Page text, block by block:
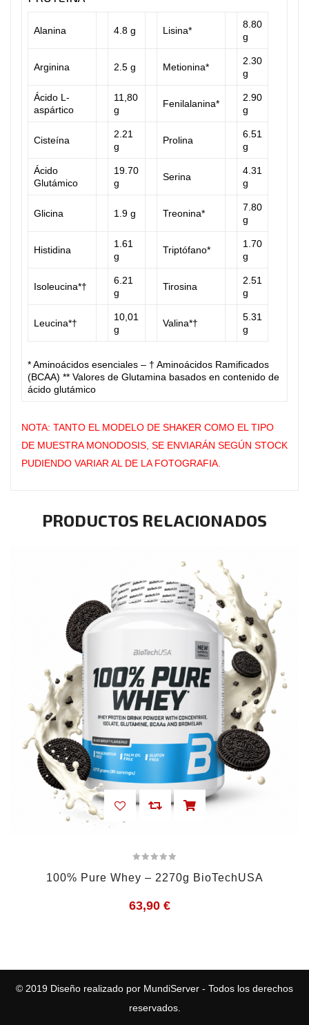
Alanina 4.8 g Lisina*
8.80
g
Arginina 2.5 g Metionina*
2.30
g
Ácido L-
aspártico
11,80
g
Fenilalanina*
2.90
g
Cisteína
2.21
g
Prolina
6.51
g
Ácido
Glutámico
19.70
g
Serina
4.31
g
Glicina 1.9 g Treonina*
7.80
g
Histidina
1.61
g
Triptófano*
1.70
g
Isoleucina*†
6.21
g
Tirosina
2.51
g
Leucina*†
10,01
g
Valina*†
5.31
g
* Aminoácidos esenciales – † Aminoácidos Ramificados
(BCAA) ** Valores de Glutamina basados en contenido de
ácido glutámico
NOTA: TANTO EL MODELO DE SHAKER COMO EL TIPO
DE MUESTRA MONODOSIS, SE ENVIARÁN SEGÚN STOCK
PUDIENDO VARIAR AL DE LA FOTOGRAFIA.
PRODUCTOS RELACIONADOS
100% Pure Whey – 2270g BioTechUSA
63,90 €
© 2019 Diseño realizado por MundiServer - Todos los derechos
reservados.